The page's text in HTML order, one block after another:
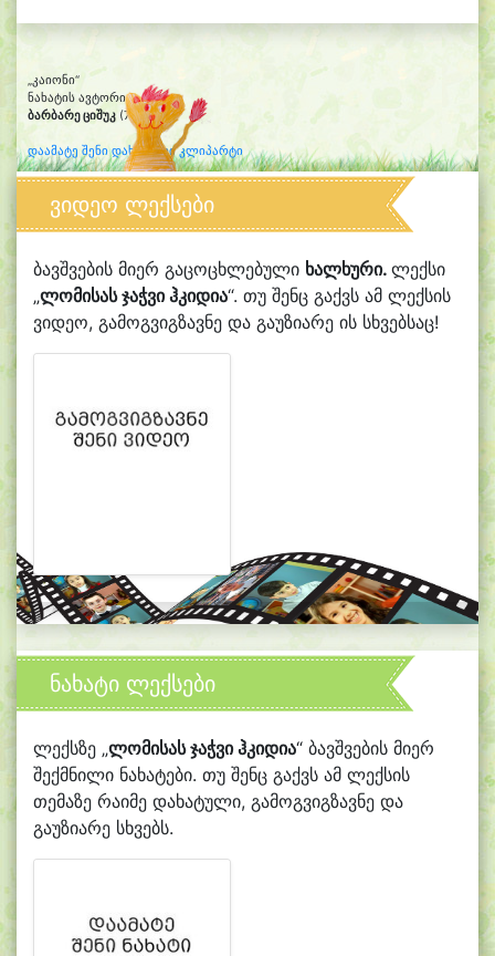
„კაიონი“
ნახატის ავტორი:
ბარბარე ციშუკ (7)
დაამატე შენი დახატული კლიპარტი
ვიდეო ლექსები
ბავშვების მიერ გაცოცხლებული ხალხური. ლექსი
„ლომისას ჯაჭვი ჰკიდია“. თუ შენც გაქვს ამ ლექსის
ვიდეო, გამოგვიგზავნე და გაუზიარე ის სხვებსაც!
ნახატი ლექსები
ლექსზე „ლომისას ჯაჭვი ჰკიდია“ ბავშვების მიერ
შექმნილი ნახატები. თუ შენც გაქვს ამ ლექსის
თემაზე რაიმე დახატული, გამოგვიგზავნე და
გაუზიარე სხვებს.